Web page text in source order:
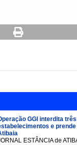
GGI interdita três
e
ESTÂNCIA de